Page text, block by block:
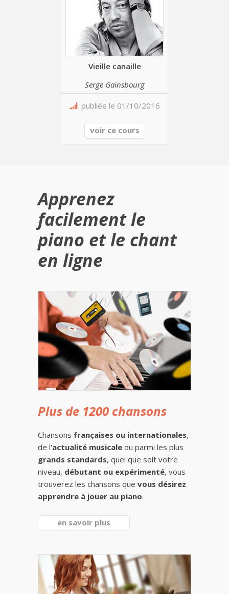
Vieille canaille
Serge Gainsbourg
publiée le 01/10/2016
voir ce cours
Apprenez
facilement le
piano et le chant
en ligne
Plus de 1200 chansons
Chansons françaises ou internationales,
de l'actualité musicale ou parmi les plus
grands standards, quel que soit votre
niveau, débutant ou expérimenté, vous
trouverez les chansons que vous désirez
apprendre à jouer au piano.
en savoir plus